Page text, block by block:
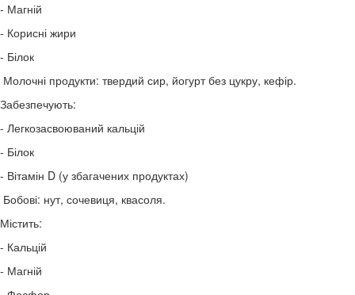
- Магній
- Корисні жири
- Білок
Молочні продукти: твердий сир, йогурт без цукру, кефір.
Забезпечують:
- Легкозасвоюваний кальцій
- Білок
- Вітамін D (у збагачених продуктах)
Бобові: нут, сочевиця, квасоля.
Містить:
- Кальцій
- Магній